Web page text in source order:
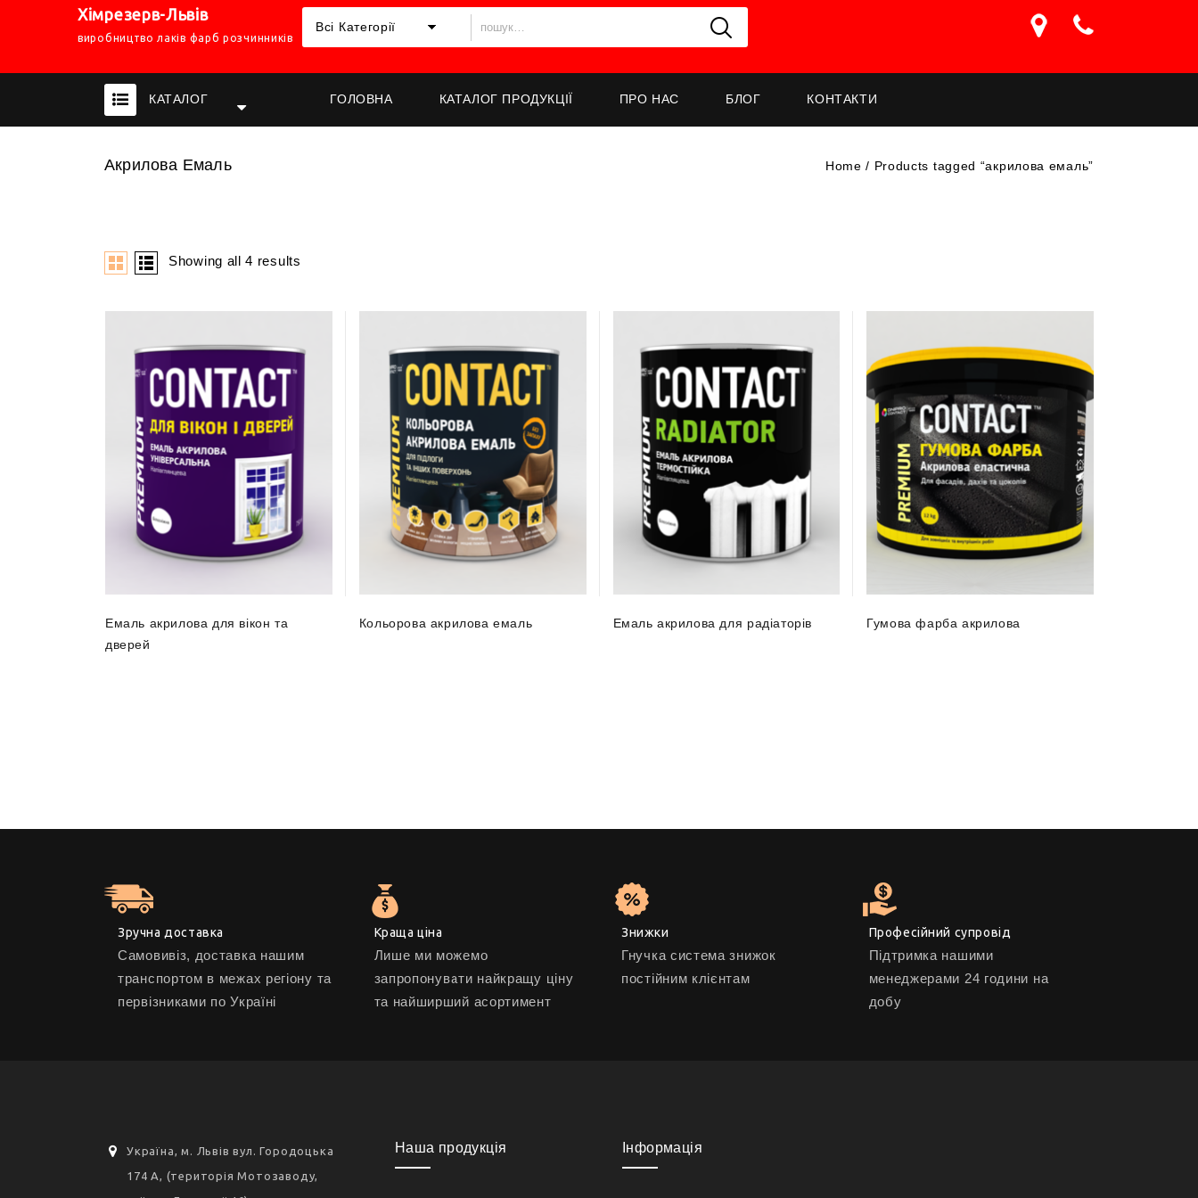
Хімрезерв-Львів
виробництво лаків фарб розчинників
Всі Категорії
КАТАЛОГ ГОЛОВНА КАТАЛОГ ПРОДУКЦІЇ ПРО НАС БЛОГ КОНТАКТИ
Акрилова Емаль Home / Products tagged “акрилова емаль”
Showing all 4 results
Емаль акрилова для вікон та
дверей
Кольорова акрилова емаль Емаль акрилова для радіаторів Гумова фарба акрилова
Зручна доставка
Самовивіз, доставка нашим
транспортом в межах регіону та
первізниками по Україні
Краща ціна
Лише ми можемо
запропонувати найкращу ціну
та найширший асортимент
Знижки
Гнучка система знижок
постійним клієнтам
Професійний супровід
Підтримка нашими
менеджерами 24 години на
добу
Україна, м. Львів вул. Городоцька
174 А, (територія Мотозаводу,
Наша продукція Інформація